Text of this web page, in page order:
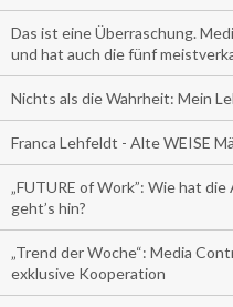
Das ist eine Überraschung.
und hat auch die fünf
Nichts als die Wahrheit: Mein
Franca Lehfeldt - Alte WEISE
„FUTURE of Work”: Wie hat
geht’s hin?
„Trend der Woche“: Media
exklusive Kooperation